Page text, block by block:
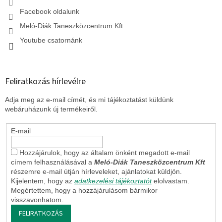
m
Facebook oldalunk
Meló-Diák Taneszközcentrum Kft
Youtube csatornánk
Feliratkozás hírlevélre
Adja meg az e-mail címét, és mi tájékoztatást küldünk
webáruházunk új termékeiről.
E-mail
Hozzájárulok, hogy az általam önként megadott e-mail
címem felhasználásával a Meló-Diák Taneszközcentrum Kft
részemre e-mail útján hírleveleket, ajánlatokat küldjön.
Kijelentem, hogy az adatkezelési tájékoztatót elolvastam.
Megértettem, hogy a hozzájárulásom bármikor
visszavonhatom.
FELIRATKOZÁS